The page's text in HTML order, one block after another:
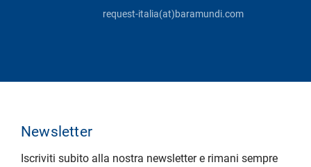
request-italia(at)baramundi.com
Newsletter
Iscriviti subito alla nostra newsletter e rimani sempre